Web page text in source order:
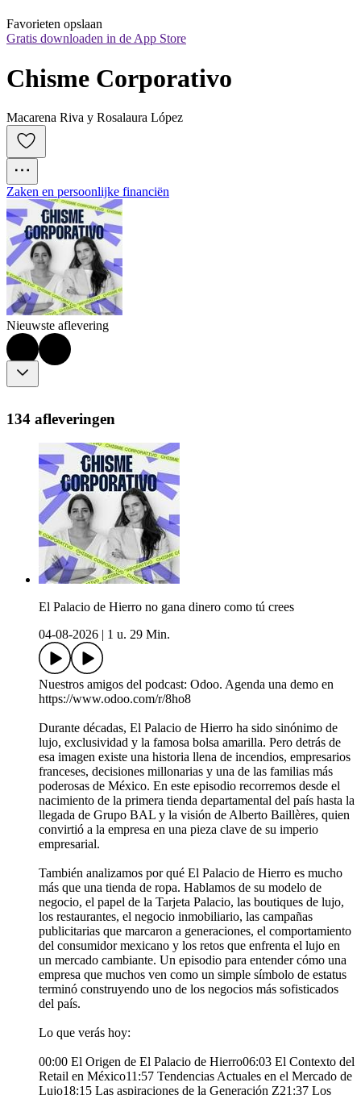
Favorieten opslaan
Gratis downloaden in de App Store
Chisme Corporativo
Macarena Riva y Rosalaura López
Zaken en persoonlijke financiën
Nieuwste aflevering
134 afleveringen
El Palacio de Hierro no gana dinero como tú crees
04-08-2026
1 u. 29 Min.
Nuestros amigos del podcast: Odoo. Agenda una demo en
https://www.odoo.com/r/8ho8
Durante décadas, El Palacio de Hierro ha sido sinónimo de
lujo, exclusividad y la famosa bolsa amarilla. Pero detrás de
esa imagen existe una historia llena de incendios, empresarios
franceses, decisiones millonarias y una de las familias más
poderosas de México. En este episodio recorremos desde el
nacimiento de la primera tienda departamental del país hasta la
llegada de Grupo BAL y la visión de Alberto Baillères, quien
convirtió a la empresa en una pieza clave de su imperio
empresarial.
También analizamos por qué El Palacio de Hierro es mucho
más que una tienda de ropa. Hablamos de su modelo de
negocio, el papel de la Tarjeta Palacio, las boutiques de lujo,
los restaurantes, el negocio inmobiliario, las campañas
publicitarias que marcaron a generaciones, el comportamiento
del consumidor mexicano y los retos que enfrenta el lujo en
un mercado cambiante. Un episodio para entender cómo una
empresa que muchos ven como un simple símbolo de estatus
terminó construyendo uno de los negocios más sofisticados
del país.
Lo que verás hoy:
00:00 El Origen de El Palacio de Hierro06:03 El Contexto del
Retail en México11:57 Tendencias Actuales en el Mercado de
Lujo18:15 Las aspiraciones de la Generación Z21:37 Los